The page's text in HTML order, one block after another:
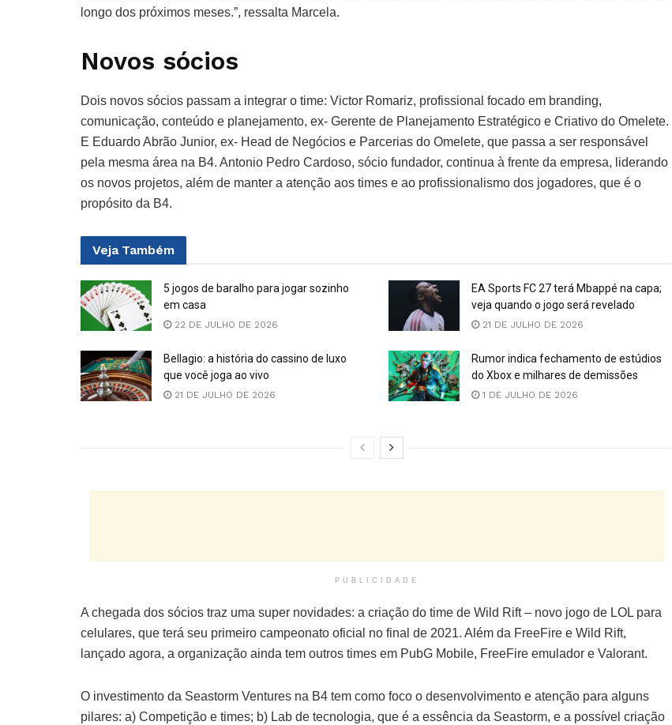
longo dos próximos meses.”, ressalta Marcela.
Novos sócios
Dois novos sócios passam a integrar o time: Victor Romariz, profissional focado em branding,
comunicação, conteúdo e planejamento, ex- Gerente de Planejamento Estratégico e Criativo do Omelete.
E Eduardo Abrão Junior, ex- Head de Negócios e Parcerias do Omelete, que passa a ser responsável
pela mesma área na B4. Antonio Pedro Cardoso, sócio fundador, continua à frente da empresa, liderando
os novos projetos, além de manter a atenção aos times e ao profissionalismo dos jogadores, que é o
propósito da B4.
Veja Também
5 jogos de baralho para jogar sozinho
em casa
22 DE JULHO DE 2026
EA Sports FC 27 terá Mbappé na capa;
veja quando o jogo será revelado
21 DE JULHO DE 2026
Bellagio: a história do cassino de luxo
que você joga ao vivo
21 DE JULHO DE 2026
Rumor indica fechamento de estúdios
do Xbox e milhares de demissões
1 DE JULHO DE 2026
PUBLICIDADE
A chegada dos sócios traz uma super novidades: a criação do time de Wild Rift – novo jogo de LOL para
celulares, que terá seu primeiro campeonato oficial no final de 2021. Além da FreeFire e Wild Rift,
lançado agora, a organização ainda tem outros times em PubG Mobile, FreeFire emulador e Valorant.
O investimento da Seastorm Ventures na B4 tem como foco o desenvolvimento e atenção para alguns
pilares: a) Competição e times; b) Lab de tecnologia, que é a essência da Seastorm, e a possível criação